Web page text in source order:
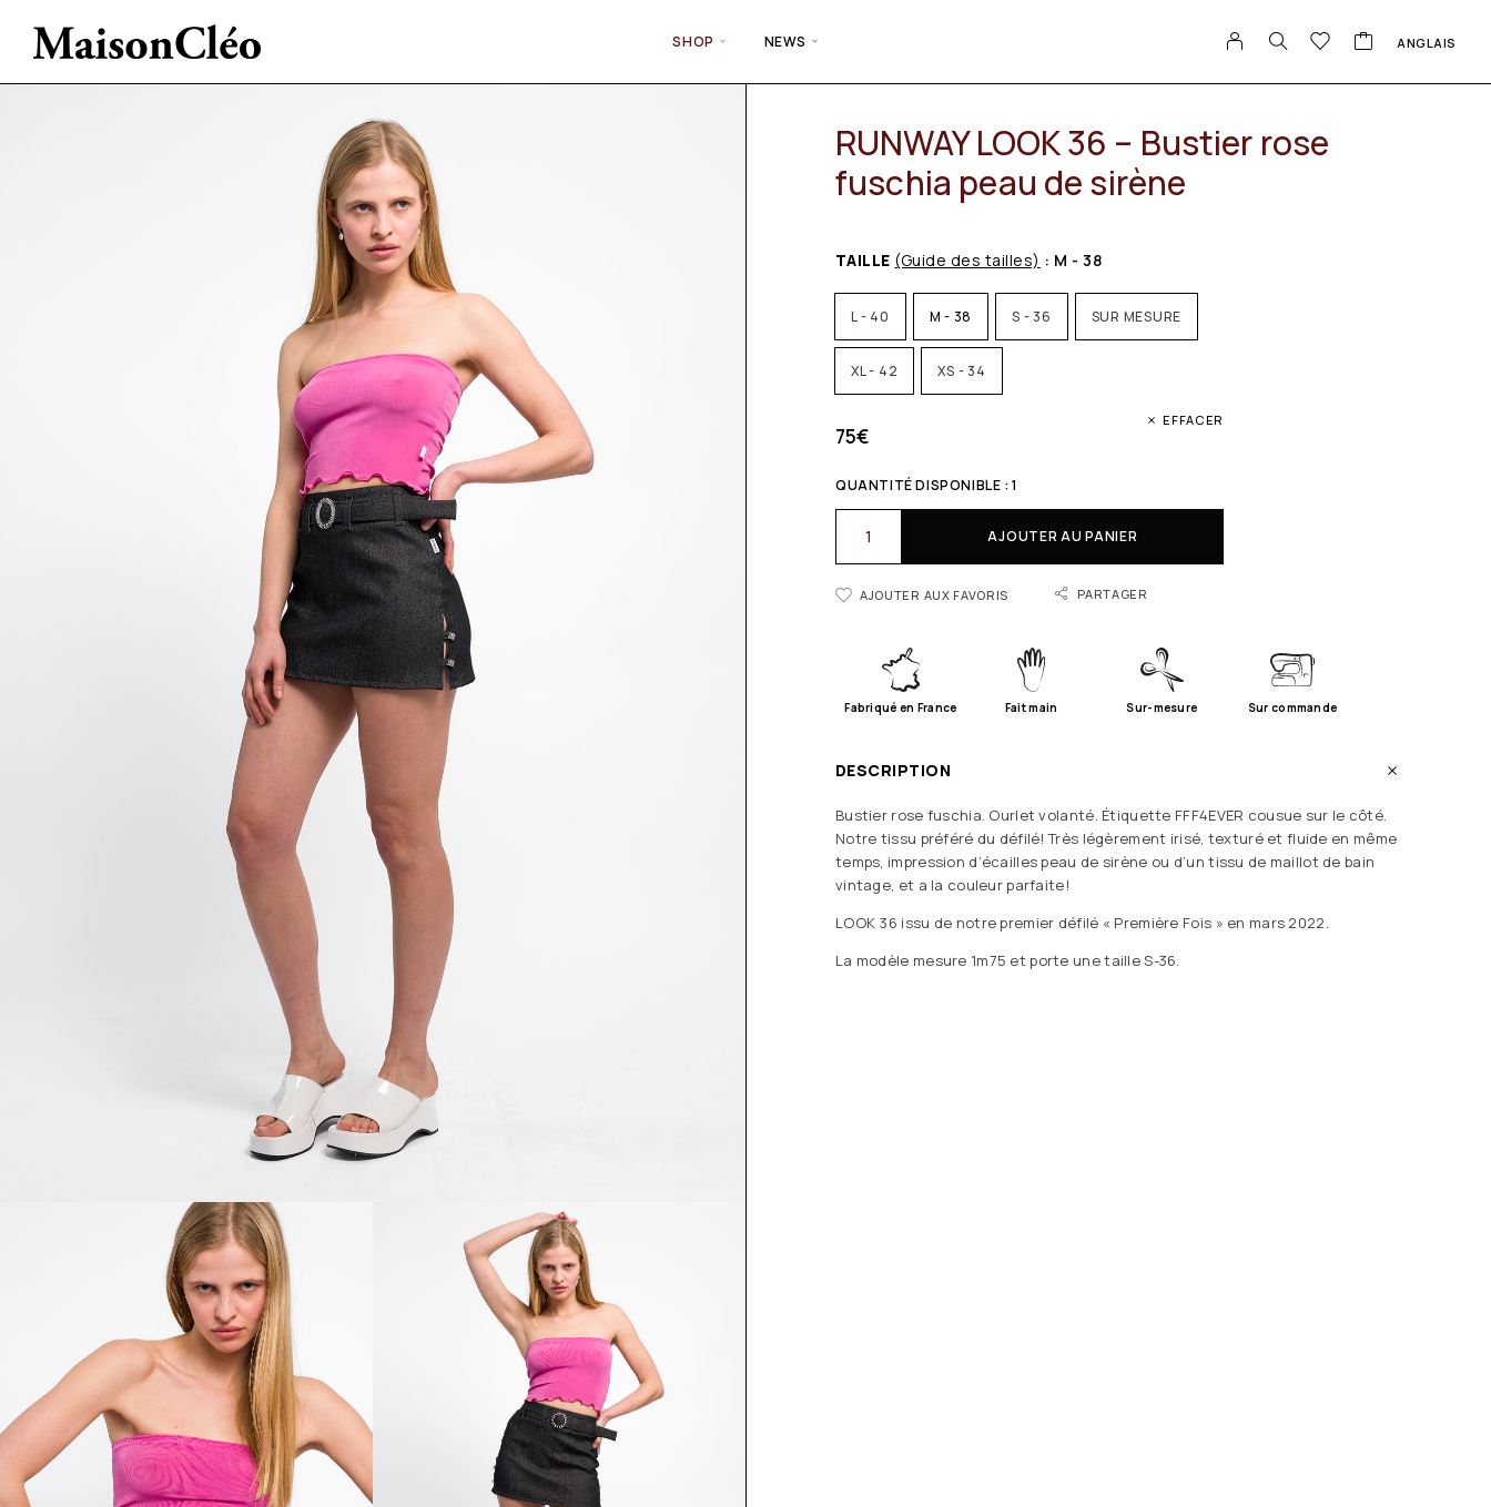
SHOP NEWS ANGLAIS
RUNWAY LOOK 36 – Bustier rose
fuschia peau de sirène
TAILLE (Guide des tailles) : M - 38
L - 40 M - 38 S - 36 SUR MESURE
XL - 42 XS - 34
EFFACER
75€
QUANTITÉ DISPONIBLE : 1
AJOUTER AU PANIER
AJOUTER AUX FAVORIS PARTAGER
Fabriqué en France Fait main Sur-mesure Sur commande
DESCRIPTION
Bustier rose fuschia. Ourlet volanté. Étiquette FFF4EVER cousue sur le côté.
Notre tissu préféré du défilé! Très légèrement irisé, texturé et fluide en même
temps, impression d’écailles peau de sirène ou d’un tissu de maillot de bain
vintage, et a la couleur parfaite!
LOOK 36 issu de notre premier défilé « Première Fois » en mars 2022.
La modèle mesure 1m75 et porte une taille S-36.